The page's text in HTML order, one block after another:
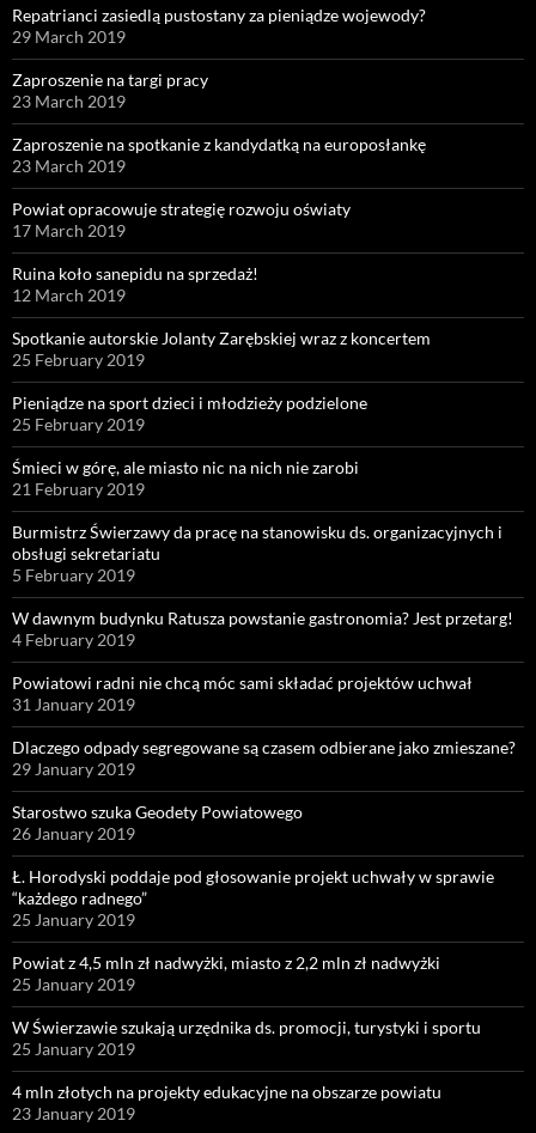
Repatrianci zasiedlą pustostany za pieniądze wojewody?
29 March 2019
Zaproszenie na targi pracy
23 March 2019
Zaproszenie na spotkanie z kandydatką na europosłankę
23 March 2019
Powiat opracowuje strategię rozwoju oświaty
17 March 2019
Ruina koło sanepidu na sprzedaż!
12 March 2019
Spotkanie autorskie Jolanty Zarębskiej wraz z koncertem
25 February 2019
Pieniądze na sport dzieci i młodzieży podzielone
25 February 2019
Śmieci w górę, ale miasto nic na nich nie zarobi
21 February 2019
Burmistrz Świerzawy da pracę na stanowisku ds. organizacyjnych i
obsługi sekretariatu
5 February 2019
W dawnym budynku Ratusza powstanie gastronomia? Jest przetarg!
4 February 2019
Powiatowi radni nie chcą móc sami składać projektów uchwał
31 January 2019
Dlaczego odpady segregowane są czasem odbierane jako zmieszane?
29 January 2019
Starostwo szuka Geodety Powiatowego
26 January 2019
Ł. Horodyski poddaje pod głosowanie projekt uchwały w sprawie
“każdego radnego”
25 January 2019
Powiat z 4,5 mln zł nadwyżki, miasto z 2,2 mln zł nadwyżki
25 January 2019
W Świerzawie szukają urzędnika ds. promocji, turystyki i sportu
25 January 2019
4 mln złotych na projekty edukacyjne na obszarze powiatu
23 January 2019